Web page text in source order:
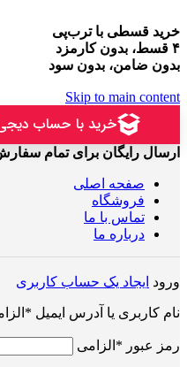
خرید قسطی با ترب‌پی
۴ قسط، بدون کارمزد
بدون ضامن، بدون سود
Skip to main content
ارسال رایگان برای تمام سفارش‌های
صفحه اصلی
فروشگاه
تماس با ما
درباره ما
ورود ایجاد یک حساب کاربری
نام کاربری یا آدرس ایمیل *
رمز عبور * الزامی